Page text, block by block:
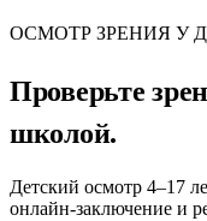
ОСМОТР ЗРЕНИЯ У
Проверьте
школой.
Детский осмотр 4–17
онлайн-заключение и